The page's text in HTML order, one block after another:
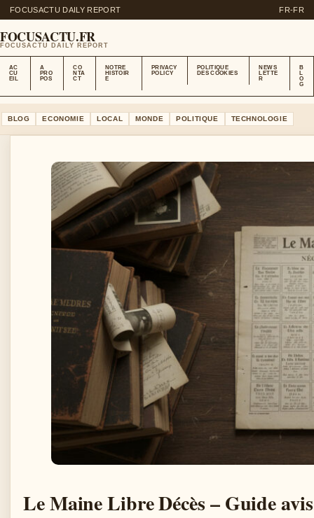
FOCUSACTU DAILY REPORT FR-FR
FOCUSACTU.FR
FOCUSACTU DAILY REPORT
AC
CU
EIL
A
PRO
POS
CO
NTA
CT
NOTRE
HISTOIR
E
PRIVACY
POLICY
POLITIQUE
DES COOKIES
NEWS
LETTE
R
B
L
O
G
BLOG ECONOMIE LOCAL MONDE POLITIQUE TECHNOLOGIE
Le Maine Libre Décès – Guide